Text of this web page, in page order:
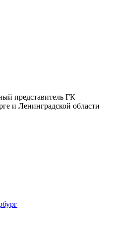
представитель ГК
и Ленинградской области